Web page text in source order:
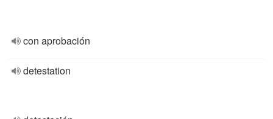
con aprobación
detestation